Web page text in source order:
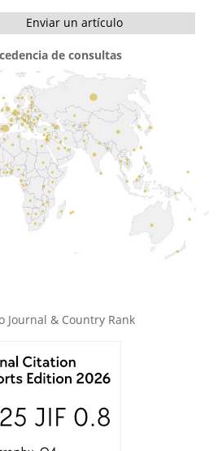
Enviar un artículo
de consultas